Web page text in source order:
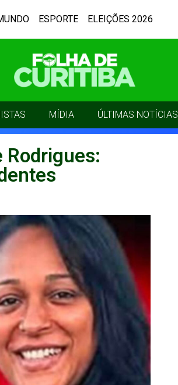
ESPORTE ELEIÇÕES 2026
MÍDIA ÚLTIMAS NOTÍCIAS
Rodrigues: